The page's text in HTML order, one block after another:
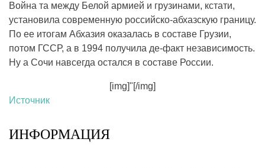
Война та между Белой армией и грузинами, кстати,
установила современную российско-абхазскую границу.
По ее итогам Абхазия оказалась в составе Грузии,
потом ГССР, а в 1994 получила де-факт независимость.
Ну а Сочи навсегда остался в составе России.
[img]"[/img]
Источник
ИНФОРМАЦИЯ